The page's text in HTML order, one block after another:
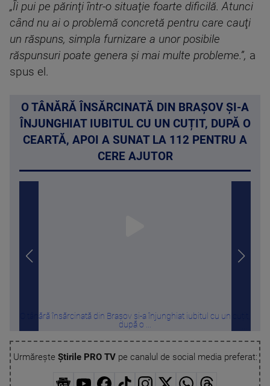
„Îi pui pe părinţi într-o situaţie foarte dificilă. Atunci
când nu ai o problemă concretă pentru care cauţi
un răspuns, simpla furnizare a unor posibile
răspunsuri poate genera şi mai multe probleme.”, a
spus el.
O TÂNĂRĂ ÎNSĂRCINATĂ DIN BRAȘOV ȘI-A
ÎNJUNGHIAT IUBITUL CU UN CUȚIT, DUPĂ O
CEARTĂ, APOI A SUNAT LA 112 PENTRU A
CERE AJUTOR
O tânără însărcinată din Brașov și-a înjunghiat iubitul cu un cuțit,
după o ...
Urmărește Știrile PRO TVpe canalul de social media preferat: